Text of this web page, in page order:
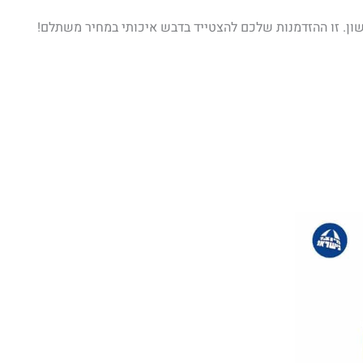
הנוכחי
הוא:
833.00 ₪.